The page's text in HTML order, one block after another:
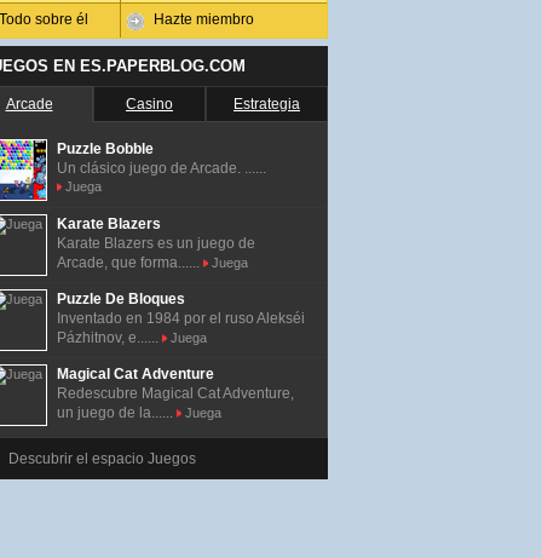
Todo sobre él Hazte miembro
EN ES.PAPERBLOG.COM
Arcade Casino Estrategia
Puzzle Bobble
Un clásico juego de Arcade. ......
Juega
Karate Blazers
Karate Blazers es un juego de
Arcade, que forma......
Juega
Puzzle De Bloques
Inventado en 1984 por el ruso Alekséi
Pázhitnov, e......
Juega
Magical Cat Adventure
Redescubre Magical Cat Adventure,
un juego de la......
Juega
Descubrir el espacio Juegos